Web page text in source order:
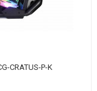
CRATUS-P-K